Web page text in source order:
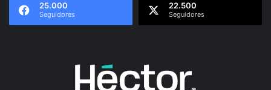
25.000
Seguidores
22.500
Seguidores